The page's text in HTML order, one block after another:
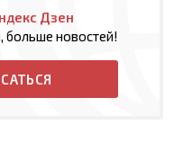
Дзен
больше новостей!